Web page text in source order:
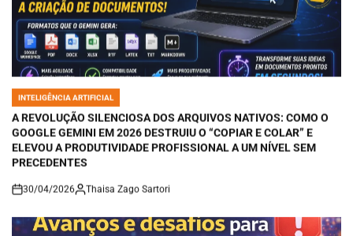
POSTED
IN
INTELIGÊNCIA ARTIFICIAL
A REVOLUÇÃO SILENCIOSA DOS ARQUIVOS NATIVOS: COMO O
GOOGLE GEMINI EM 2026 DESTRUIU O “COPIAR E COLAR” E
ELEVOU A PRODUTIVIDADE PROFISSIONAL A UM NÍVEL SEM
PRECEDENTES
on
30/04/2026 Thaisa Zago Sartori